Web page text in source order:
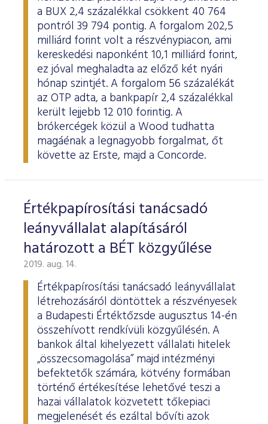
a BUX 2,4 százalékkal csökkent 40 764
pontról 39 794 pontig. A forgalom 202,5
milliárd forint volt a részvénypiacon, ami
kereskedési naponként 10,1 milliárd forint,
ez jóval meghaladta az előző két nyári
hónap szintjét. A forgalom 56 százalékát
az OTP adta, a bankpapír 2,4 százalékkal
került lejjebb 12 010 forintig. A
brókercégek közül a Wood tudhatta
magáénak a legnagyobb forgalmat, őt
követte az Erste, majd a Concorde.
Értékpapírosítási tanácsadó
leányvállalat alapításáról
határozott a BÉT közgyűlése
2019. aug. 14.
Értékpapírosítási tanácsadó leányvállalat
létrehozásáról döntöttek a részvényesek
a Budapesti Értéktőzsde augusztus 14-én
összehívott rendkívüli közgyűlésén. A
bankok által kihelyezett vállalati hitelek
„összecsomagolása” majd intézményi
befektetők számára, kötvény formában
történő értékesítése lehetővé teszi a
hazai vállalatok közvetett tőkepiaci
megjelenését és ezáltal bővíti azok